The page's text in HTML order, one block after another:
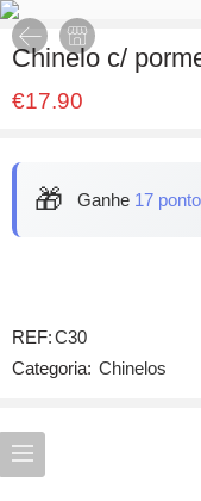
Chinelo c/
€17.90
🎁 Ganhe 17
REF:C30
Categoria: Chinelos